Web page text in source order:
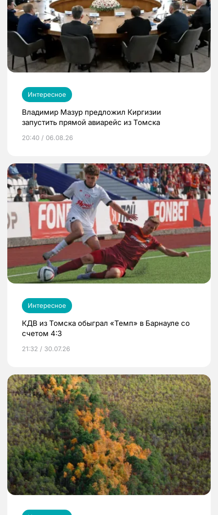
Интересное
Владимир Мазур предложил Киргизии
запустить прямой авиарейс из Томска
20:40 / 06.08.26
Интересное
КДВ из Томска обыграл «Темп» в Барнауле со
счетом 4:3
21:32 / 30.07.26